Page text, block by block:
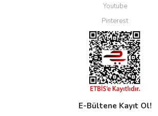
Youtube
Pinterest
E-Bültene Kayıt Ol!